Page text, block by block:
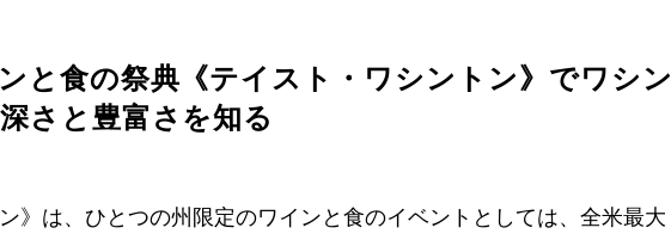
と食の祭典《テイスト・ワシントン》でワシン
さと豊富さを知る
》は、ひとつの州限定のワインと食のイベントとしては、全米最大